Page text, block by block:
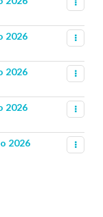
2026
2026
2026
2026